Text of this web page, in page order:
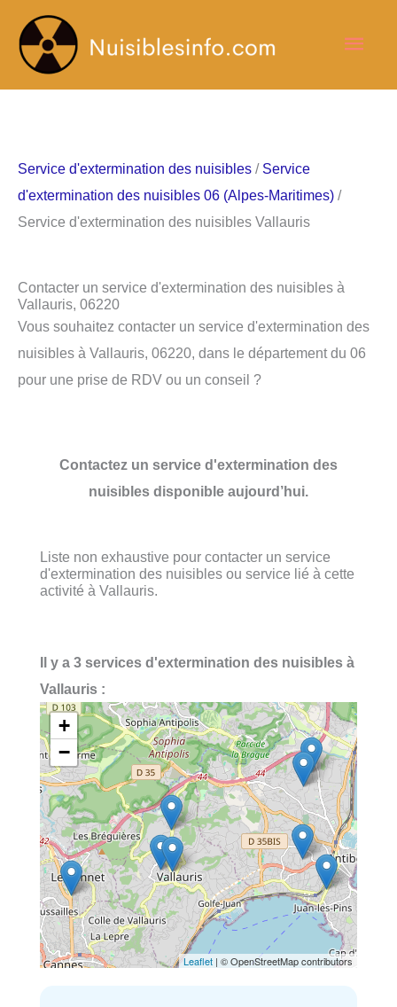
contenu
Service d'extermination des nuisibles / Service
d'extermination des nuisibles 06 (Alpes-Maritimes) /
Service d'extermination des nuisibles Vallauris
Contacter un service d'extermination des nuisibles à
Vallauris, 06220
Vous souhaitez contacter un service d'extermination des
nuisibles à Vallauris, 06220, dans le département du 06
pour une prise de RDV ou un conseil ?
Contactez un service d'extermination des
nuisibles disponible aujourd’hui.
Liste non exhaustive pour contacter un service
d'extermination des nuisibles ou service lié à cette
activité à Vallauris.
Il y a 3 services d'extermination des nuisibles à
Vallauris :
+
−
Leaflet | © OpenStreetMap contributors